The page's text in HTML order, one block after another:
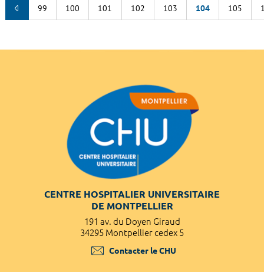
99 100 101 102 103 104 105
CENTRE HOSPITALIER UNIVERSITAIRE
DE MONTPELLIER
191 av. du Doyen Giraud
34295 Montpellier cedex 5
Contacter le CHU